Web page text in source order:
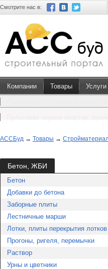
Смотрите нас в:
Компании Товары Услуги
АССБуд → Товары →
Бетон, ЖБИ
Бетон
Добавки до бетона
Заборные плиты
Лестничные марши
Лотки, плиты перекрытия лотков
Прогоны, ригеля, перемычки
Раствор
Урны и цветники